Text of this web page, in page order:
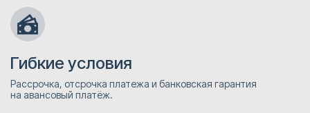
Гибкие условия
Рассрочка, отсрочка платежа и банковская гарантия
на авансовый платёж.